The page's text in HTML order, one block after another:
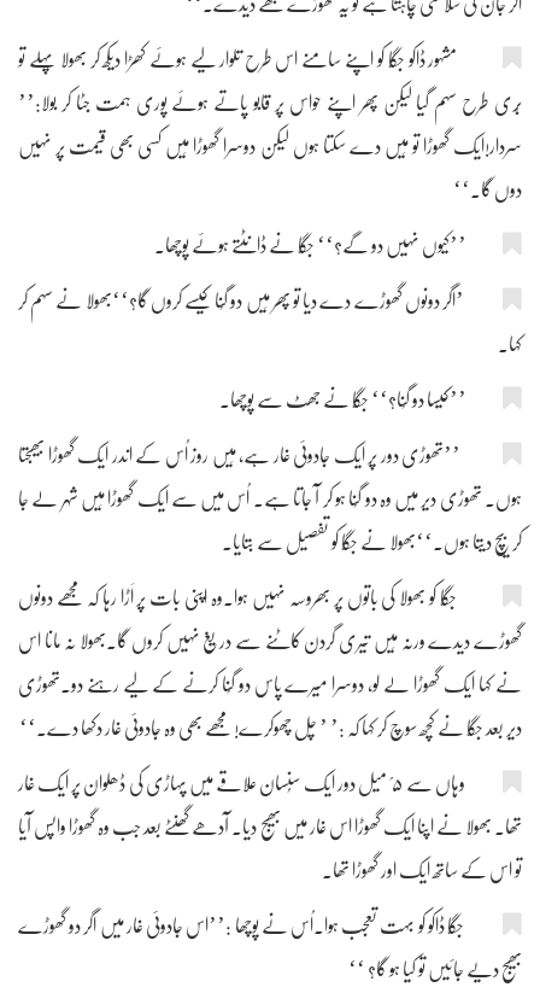
اگر جان کی سلامتی چاہتا ہے تو یہ گھوڑے مجھے دیدے۔‘‘
مشہور ڈاکو جگّا کو اپنے سامنے اس طرح تلوار لیے ہوئے کھڑا دیکھ کر بھولا پہلے تو
بُری طرح سہم گیا لیکن پھر اپنے حواس پر قابو پاتے ہوئے پوری ہمت جٹا کر بولا:’’
سردار!ایک گھوڑا تو مَیں دے سکتا ہوں لیکن دوسرا گھوڑا مَیں کسی بھی قیمت پر نہیں
دوں گا۔‘‘
’’کیوں نہیں دو گے؟‘‘ جگّا نے ڈانٹتے ہوئے پوچھا۔
’اگر دونوں گھوڑے دے دیا تو پھر مَیں دو گُنا کیسے کروں گا؟‘‘بھولا نے سہم کر
کہا۔
’’کیسا دو گُنا؟‘‘ جگّا نے جھٹ سے پوچھا۔
’’تھوڑی دور پر ایک جادوئی غار ہے، مَیں روز اُس کے اندر ایک گھوڑا بھیجتا
ہوں۔ تھوڑی دیر میں وہ دو گُنا ہو کر آ جاتا ہے۔ اُس میں سے ایک گھوڑا مَیں شہر لے جا
کر بیچ دیتا ہوں۔‘‘بھولا نے جگّا کو تفصیل سے بتایا۔
جگّا کو بھولا کی باتوں پر بھروسہ نہیں ہوا۔وہ اپنی بات پر اَڑا رہا کہ مجھے دونوں
گھوڑے دیدے ورنہ مَیں تیری گردن کاٹنے سے دریغ نہیں کروں گا۔بھولا نہ مانا اس
نے کہا ایک گھوڑا لے لو، دوسرا میرے پاس دو گُنا کرنے کے لیے رہنے دو۔تھوڑی
دیر بعد جگّا نے کچھ سوچ کر کہا کہ :’ ’ چل چھوکرے! مجھے بھی وہ جادوئی غار دکھا دے۔‘‘
وہاں سے ۵؍ میل دور ایک سُنسان علاقے میں پہاڑی کی ڈھلوان پر ایک غار
تھا۔ بھولا نے اپنا ایک گھوڑا اس غار میں بھیج دیا۔ آدھے گھنٹے بعد جب وہ گھوڑا واپس آیا
تو اس کے ساتھ ایک اور گھوڑا تھا۔
جگّا ڈاکو کو بہت تعجب ہوا۔اُس نے پوچھا :’’اس جادوئی غار میں اگر دو گھوڑے
بھیج دیے جائیں تو کیا ہو گا؟ ‘‘